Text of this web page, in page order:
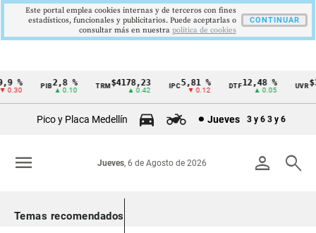
Cintillo
Colombia
% PIB2,8 %
▲ 0.10
TRM$4178,23
▲ 0.42
5,81 %
▼ 0.12
DTF12,48 %
▲ 0.05
UVR
Pico y Placa Medellín Jueves 3 y 6 3 y 6
person search
Jueves, 6 de Agosto de 2026
menu
Temas recomendados
Este portal emplea cookies internas y de terceros con fines
estadísticos, funcionales y publicitarios. Puede aceptarlas o
consultar más en nuestra politica de cookies
CONTINUAR